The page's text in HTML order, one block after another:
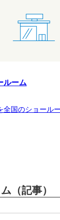
ルーム
全国のショール
（記事）